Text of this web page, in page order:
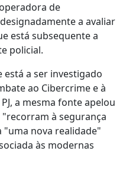
de
a avaliar
está subsequente a
policial.
a ser investigado
ao Cibercrime e à
a mesma fonte apelou
à segurança
nova realidade"
às modernas